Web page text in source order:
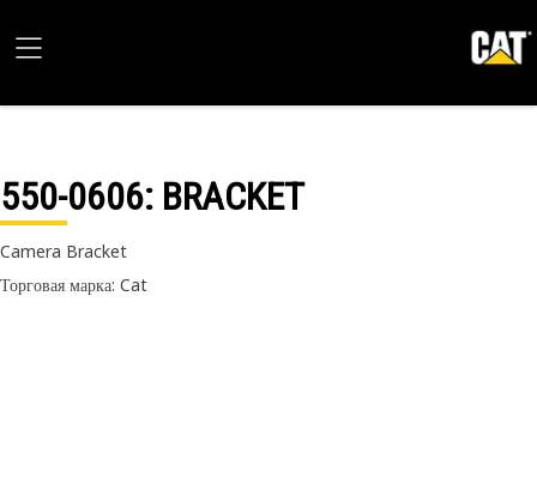
550-0606: BRACKET
Camera Bracket
Торговая марка: Cat